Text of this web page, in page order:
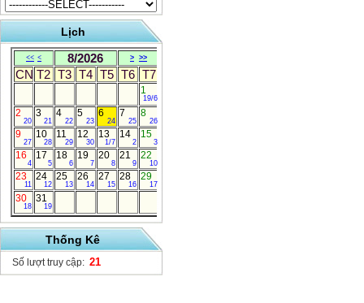
Lịch
<< < 8/2026 > >>
CN T2 T3 T4 T5 T6 T7
1
19/6
2
20
3
21
4
22
5
23
6
24
7
25
8
26
9
27
10
28
11
29
12
30
13
1/7
14
2
15
3
16
4
17
5
18
6
19
7
20
8
21
9
22
10
23
11
24
12
25
13
26
14
27
15
28
16
29
17
30
18
31
19
Thống Kê
Số lượt truy cập: 21